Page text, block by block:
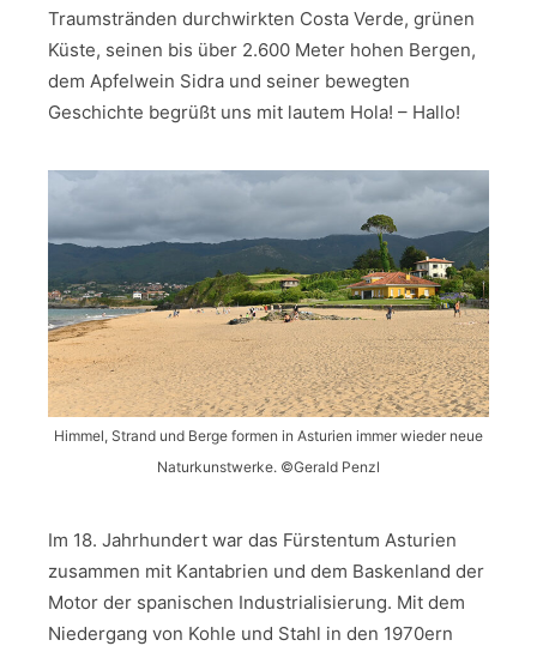
Traumstränden durchwirkten Costa Verde, grünen
Küste, seinen bis über 2.600 Meter hohen Bergen,
dem Apfelwein Sidra und seiner bewegten
Geschichte begrüßt uns mit lautem Hola! – Hallo!
Himmel, Strand und Berge formen in Asturien immer wieder neue
Naturkunstwerke. ©Gerald Penzl
Im 18. Jahrhundert war das Fürstentum Asturien
zusammen mit Kantabrien und dem Baskenland der
Motor der spanischen Industrialisierung. Mit dem
Niedergang von Kohle und Stahl in den 1970ern